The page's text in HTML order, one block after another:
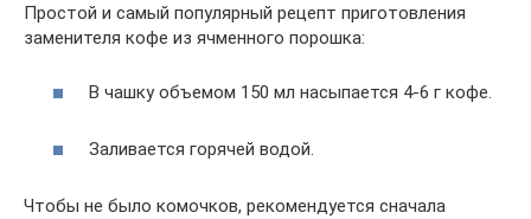
Простой и самый популярный рецепт приготовления
заменителя кофе из ячменного порошка:
В чашку объемом 150 мл насыпается 4-6 г кофе.
Заливается горячей водой.
Чтобы не было комочков, рекомендуется сначала